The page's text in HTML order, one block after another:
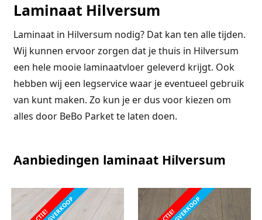
Laminaat Hilversum
Laminaat in Hilversum nodig? Dat kan ten alle tijden.
Wij kunnen ervoor zorgen dat je thuis in Hilversum
een hele mooie laminaatvloer geleverd krijgt. Ook
hebben wij een legservice waar je eventueel gebruik
van kunt maken. Zo kun je er dus voor kiezen om
alles door BeBo Parket te laten doen.
Aanbiedingen laminaat Hilversum